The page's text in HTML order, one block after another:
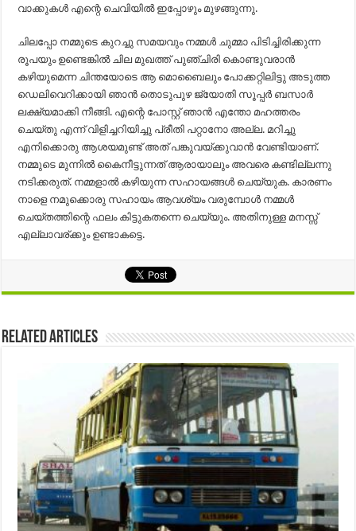
വാക്കുകൾ എന്റെ ചെവിയിൽ ഇപ്പോഴും മുഴങ്ങുന്നു.
ചിലപ്പോ നമ്മുടെ കുറച്ചു സമയവും നമ്മൾ ചുമ്മാ പിടിച്ചിരിക്കുന്ന
രൂപയും ഉണ്ടെങ്കിൽ ചില മുഖത്ത് പുഞ്ചിരി കൊണ്ടുവരാൻ
കഴിയുമെന്ന ചിന്തയോടെ ആ മൊബൈലും പോക്കറ്റിലിട്ടു അടുത്ത
ഡെലിവെറിക്കായി ഞാൻ തൊടുപുഴ ജ്യോതി സൂപ്പർ ബസാർ
ലക്ഷ്യമാക്കി നീങ്ങി. എന്റെ പോസ്റ്റ് ഞാൻ എന്തോ മഹത്തരം
ചെയ്തു എന്ന് വിളിച്ചറിയിച്ചു പ്രീതി പറ്റാനോ അല്ല. മറിച്ചു
എനിക്കൊരു ആശയമുണ്ട് അത് പങ്കുവയ്ക്കുവാൻ വേണ്ടിയാണ്.
നമ്മുടെ മുന്നിൽ കൈനീട്ടുന്നത് ആരായാലും അവരെ കണ്ടില്ലന്നു
നടിക്കരുത്. നമ്മളാൽ കഴിയുന്ന സഹായങ്ങൾ ചെയ്യുക. കാരണം
നാളെ നമുക്കൊരു സഹായം ആവശ്യം വരുമ്പോൾ നമ്മൾ
ചെയ്തത്തിന്റെ ഫലം കിട്ടുകതന്നെ ചെയ്യും. അതിനുള്ള മനസ്സ്
എല്ലാവര്ക്കും ഉണ്ടാകട്ടെ.
Related Articles